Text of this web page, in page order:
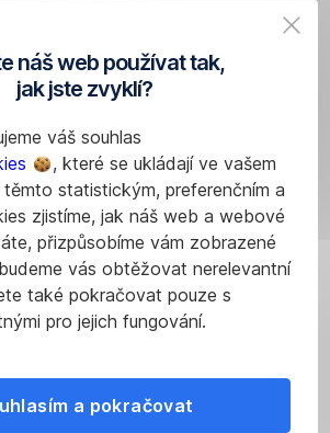
náš web používat tak,
jak jste zvyklí?
váš souhlas
, které se ukládají ve vašem
statistickým, preferenčním a
zjistíme, jak náš web a webové
přizpůsobíme vám zobrazené
vás obtěžovat nerelevantní
také pokračovat pouze s
pro jejich fungování.
a pokračovat